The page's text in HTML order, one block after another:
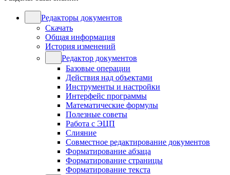
Редакторы документов
Скачать
Общая информация
История изменений
Редактор документов
Базовые операции
Действия над объектами
Инструменты и настройки
Интерфейс программы
Математические формулы
Полезные советы
Работа с ЭЦП
Слияние
Совместное редактирование документов
Форматирование абзаца
Форматирование страницы
Форматирование текста